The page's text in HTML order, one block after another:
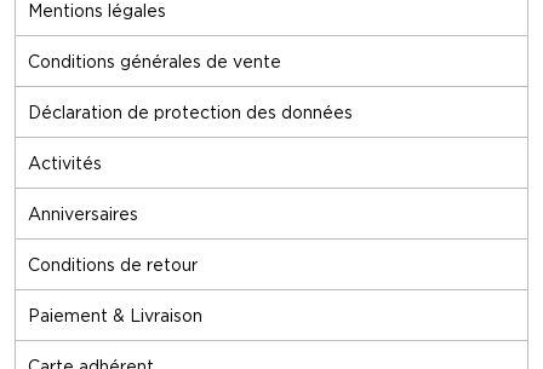
Mentions légales
Conditions générales de vente
Déclaration de protection des données
Activités
Anniversaires
Conditions de retour
Paiement & Livraison